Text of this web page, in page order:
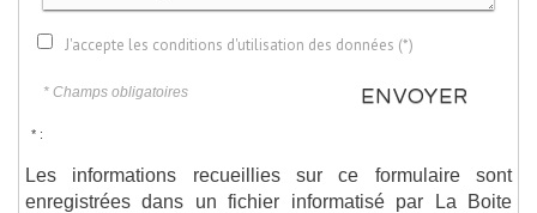
J'accepte les conditions d'utilisation des données (*)
* Champs obligatoires ENVOYER
* :
Les informations recueillies sur ce formulaire sont
enregistrées dans un fichier informatisé par La Boite